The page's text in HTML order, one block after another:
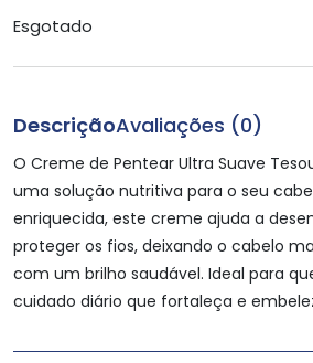
Esgotado
DescriçãoAvaliações (0)
O Creme de Pentear Ultra Suave
uma solução nutritiva para o seu
enriquecida, este creme ajuda a
proteger os fios, deixando o cabelo
com um brilho saudável. Ideal para
cuidado diário que fortaleça e